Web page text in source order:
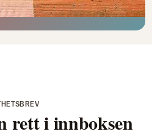
rett i innboksen